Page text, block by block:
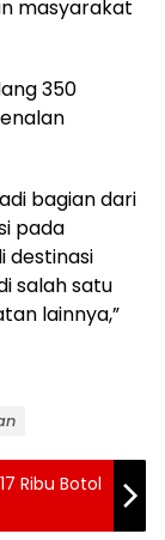
masyarakat
350
bagian dari
pada
destinasi
salah satu
lainnya,”
Ribu Botol